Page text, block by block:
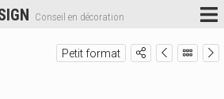
Conseil en décoration
Petit format